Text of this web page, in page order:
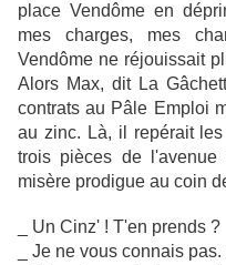
place Vendôme en
mes charges, mes
Vendôme ne réjouissait
Alors Max, dit La
contrats au Pâle Emploi
au zinc. Là, il repérait
trois pièces de l'avenue
misère prodigue au coin
_ Un Cinz' ! T'en prends ?
_ Je ne vous connais